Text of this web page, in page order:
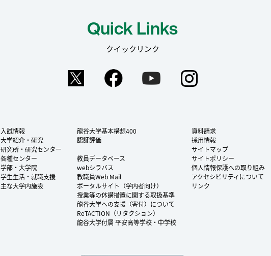
Quick Links
クイックリンク
Twitter FacebookYouTube
入試情報
大学紹介・研究
研究所・研究センター
各種センター
学部・大学院
学生生活・就職支援
主な大学内施設
龍谷大学基本構想400
認証評価
教員データベース
webシラバス
教職員Web Mail
ポータルサイト（学内者向け）
授業等の休講措置に関する取扱基準
龍谷大学への支援（寄付）について
ReTACTION（リタクション）
龍谷大学付属 平安高等学校・中学校
資料請求
採用情報
サイトマップ
サイトポリシー
個人情報保護への取り組み
アクセシビリティについて
リンク